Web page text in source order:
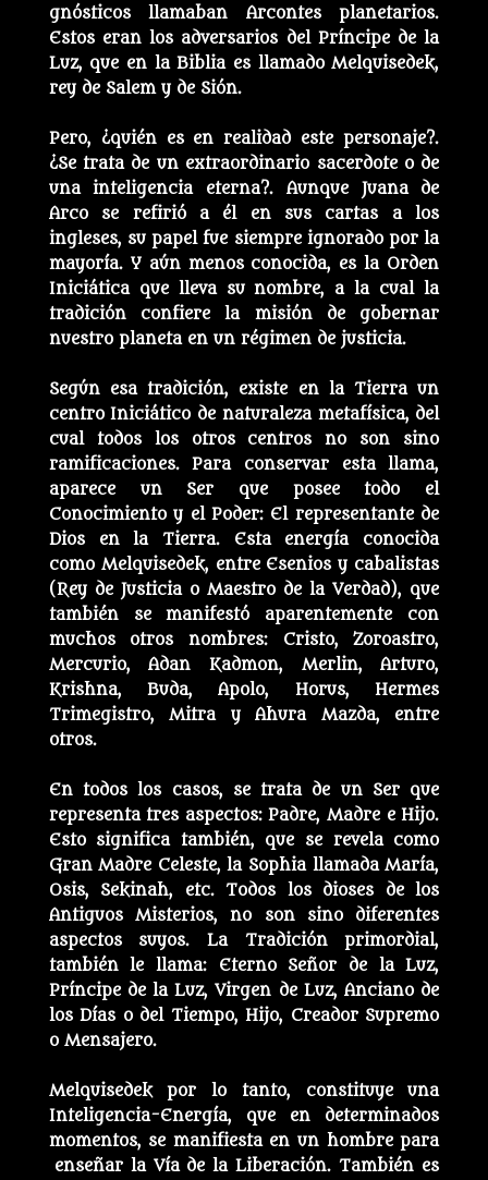
gnósticos llamaban Arcontes planetarios.
Estos eran los adversarios del Príncipe de la
Luz, que en la Biblia es llamado Melquisedek,
rey de Salem y de Sión.
Pero, ¿quién es en realidad este personaje?.
¿Se trata de un extraordinario sacerdote o de
una inteligencia eterna?. Aunque Juana de
Arco se refirió a él en sus cartas a los
ingleses, su papel fue siempre ignorado por la
mayoría. Y aún menos conocida, es la Orden
Iniciática que lleva su nombre, a la cual la
tradición confiere la misión de gobernar
nuestro planeta en un régimen de justicia.
Según esa tradición, existe en la Tierra un
centro Iniciático de naturaleza metafísica, del
cual todos los otros centros no son sino
ramificaciones. Para conservar esta llama,
aparece un Ser que posee todo el
Conocimiento y el Poder: El representante de
Dios en la Tierra. Esta energía conocida
como Melquisedek, entre Esenios y cabalistas
(Rey de Justicia o Maestro de la Verdad), que
también se manifestó aparentemente con
muchos otros nombres: Cristo, Zoroastro,
Mercurio, Adan Kadmon, Merlin, Arturo,
Krishna, Buda, Apolo, Horus, Hermes
Trimegistro, Mitra y Ahura Mazda, entre
otros.
En todos los casos, se trata de un Ser que
representa tres aspectos: Padre, Madre e Hijo.
Esto significa también, que se revela como
Gran Madre Celeste, la Sophia llamada María,
Osis, Sekinah, etc. Todos los dioses de los
Antiguos Misterios, no son sino diferentes
aspectos suyos. La Tradición primordial,
también le llama: Eterno Señor de la Luz,
Príncipe de la Luz, Virgen de Luz, Anciano de
los Días o del Tiempo, Hijo, Creador Supremo
o Mensajero.
Melquisedek por lo tanto, constituye una
Inteligencia-Energía, que en determinados
momentos, se manifiesta en un hombre para
enseñar la Vía de la Liberación. También es